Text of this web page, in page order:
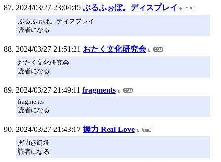
2024/03/27 23:04:45 ぶるふぉぼ。ディスプレイ
ぶるふぉぼ。ディスプレイ
読者になる
2024/03/27 21:51:21 おたく文化研究会
おたく文化研究会
読者になる
2024/03/27 21:49:11 fragments
fragments
読者になる
2024/03/27 21:43:17 握力 Real Love
握力@幻燈
読者になる